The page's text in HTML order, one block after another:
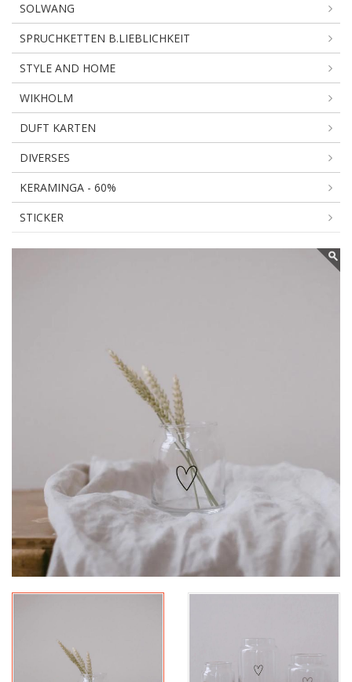
SOLWANG
SPRUCHKETTEN B.LIEBLICHKEIT
STYLE AND HOME
WIKHOLM
DUFT KARTEN
DIVERSES
KERAMINGA - 60%
STICKER